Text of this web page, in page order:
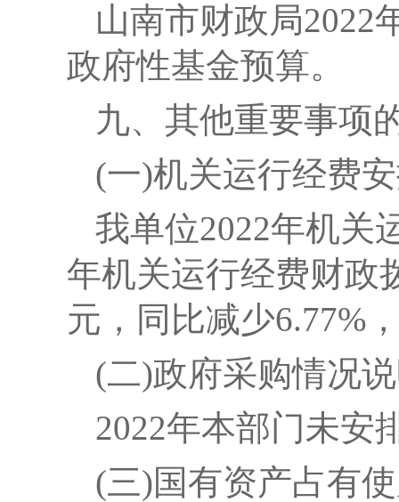
山南市财政局2022
政府性基金预算。
九、其他重要事项
(一)机关运行经费
我单位2022年机关
年机关运行经费财政
元，同比减少6.77%
(二)政府采购情况
2022年本部门未安
(三)国有资产占有